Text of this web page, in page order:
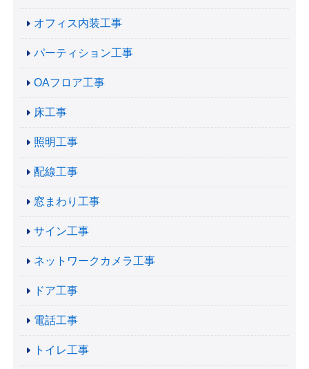
オフィス内装工事
パーティション工事
OAフロア工事
床工事
照明工事
配線工事
窓まわり工事
サイン工事
ネットワークカメラ工事
ドア工事
電話工事
トイレ工事